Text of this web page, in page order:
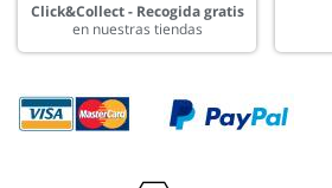
Click&Collect - Recogida gratis
en nuestras tiendas